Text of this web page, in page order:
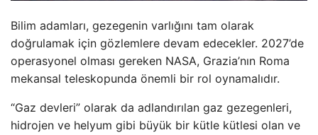
Bilim adamları, gezegenin varlığını tam olarak
doğrulamak için gözlemlere devam edecekler. 2027’de
operasyonel olması gereken NASA, Grazia’nın Roma
mekansal teleskopunda önemli bir rol oynamalıdır.
“Gaz devleri” olarak da adlandırılan gaz gezegenleri,
hidrojen ve helyum gibi büyük bir kütle kütlesi olan ve